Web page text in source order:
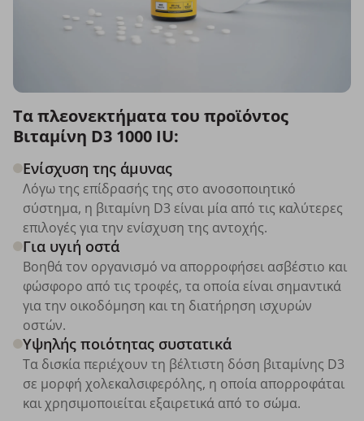
Τα πλεονεκτήματα του προϊόντος
Βιταμίνη D3 1000 IU:
Ενίσχυση της άμυνας
Λόγω της επίδρασής της στο ανοσοποιητικό
σύστημα, η βιταμίνη D3 είναι μία από τις καλύτερες
επιλογές για την ενίσχυση της αντοχής.
Για υγιή οστά
Βοηθά τον οργανισμό να απορροφήσει ασβέστιο και
φώσφορο από τις τροφές, τα οποία είναι σημαντικά
για την οικοδόμηση και τη διατήρηση ισχυρών
οστών.
Υψηλής ποιότητας συστατικά
Τα δισκία περιέχουν τη βέλτιστη δόση βιταμίνης D3
σε μορφή χολεκαλσιφερόλης, η οποία απορροφάται
και χρησιμοποιείται εξαιρετικά από το σώμα.